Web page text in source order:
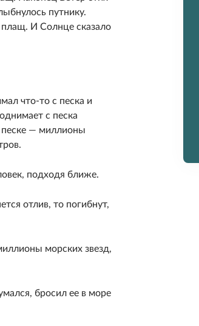
путнику.
плащ. И Солнце сказало
что-то с песка и
с песка
песке — миллионы
подходя ближе.
отлив, то погибнут,
морских звезд,
бросил ее в море